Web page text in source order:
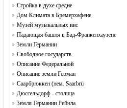
Стройка в духе средне
Дом Климата в Бремерхафене
Музей музыкальных инс
Падающая башня в Бад-Франкенхаузене
Земли Германии
Свободное государств
Описание Федеральной
Описание земли Герман
Саарбрюккен (нем. Saarbrü
Дюссельдорф - столица
Земля Германии Рейнла